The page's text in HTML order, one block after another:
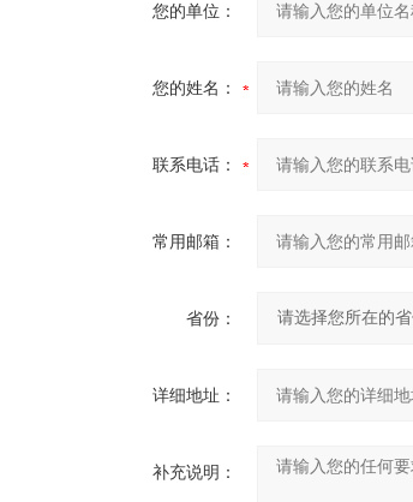
您的单位：
您的姓名：
联系电话：
常用邮箱：
省份：
详细地址：
补充说明：